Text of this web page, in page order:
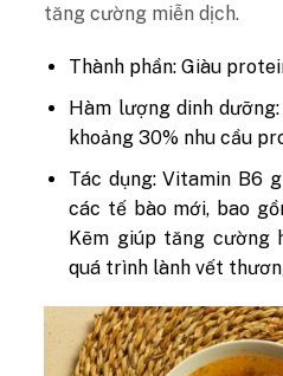
tăng cường miễn dịch.
Thành phần: Giàu
Hàm lượng dinh
khoảng 30% nhu cầu
Tác dụng: Vitamin B6
các tế bào mới, bao
Kẽm giúp tăng cường
quá trình lành vết